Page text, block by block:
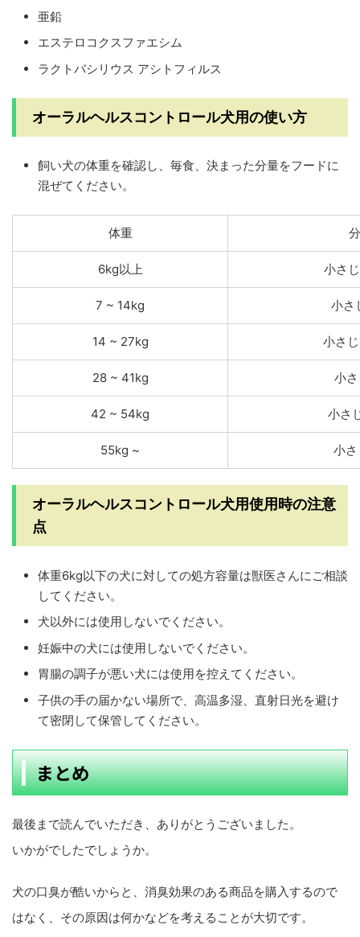
亜鉛
エステロコクスファエシム
ラクトバシリウス アシトフィルス
オーラルヘルスコントロール犬用の使い方
飼い犬の体重を確認し、毎食、決まった分量をフードに
混ぜてください。
体重
6kg以上 小さ
7 ~ 14kg 小さ
14 ~ 27kg 小さ
28 ~ 41kg 小
42 ~ 54kg 小さ
55kg ~ 小
オーラルヘルスコントロール犬用使用時の注意
点
体重6kg以下の犬に対しての処方容量は獣医さんにご相談
してください。
犬以外には使用しないでください。
妊娠中の犬には使用しないでください。
胃腸の調子が悪い犬には使用を控えてください。
子供の手の届かない場所で、高温多湿、直射日光を避け
て密閉して保管してください。
まとめ
最後まで読んでいただき、ありがとうございました。
いかがでしたでしょうか。
犬の口臭が酷いからと、消臭効果のある商品を購入するので
はなく、その原因は何かなどを考えることが大切です。